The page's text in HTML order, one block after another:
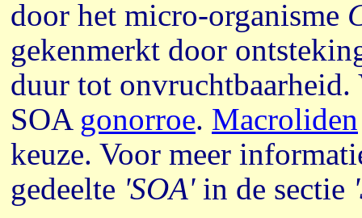
door het micro-organisme
gekenmerkt door
duur tot onvruchtbaarheid.
SOA gonorroe. Macroliden
keuze. Voor meer
gedeelte 'SOA' in de sectie